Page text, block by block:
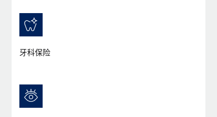
防范合规风险
在全球范围内配置和跟踪 IT 设备
快速建立合规实体
人员调配与搬迁
At a glance Discover the evolution of TheyDo, a pioneering
journey management platform that has...
了解更多
Reverse Tech's strategic partnership with
Remote for contractor management and
博客
EOR compliance
了解更多
牙科保险